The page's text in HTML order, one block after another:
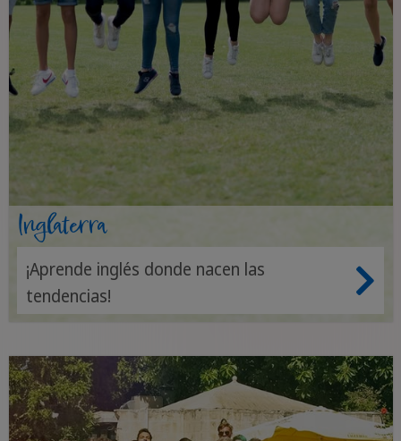
Inglaterra
¡Aprende inglés donde nacen las
tendencias!